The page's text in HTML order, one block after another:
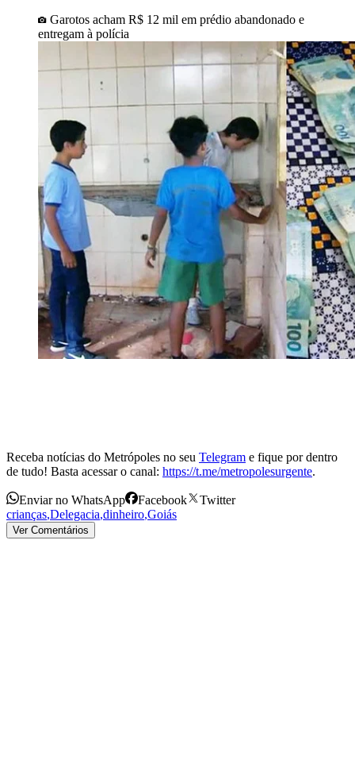
Garotos acham R$ 12 mil em prédio abandonado e
entregam à polícia
Receba notícias do Metrópoles no seu Telegram e fique por dentro
de tudo! Basta acessar o canal: https://t.me/metropolesurgente.
Enviar no WhatsApp Facebook
Twitter
crianças,Delegacia,dinheiro,Goiás
Ver Comentários